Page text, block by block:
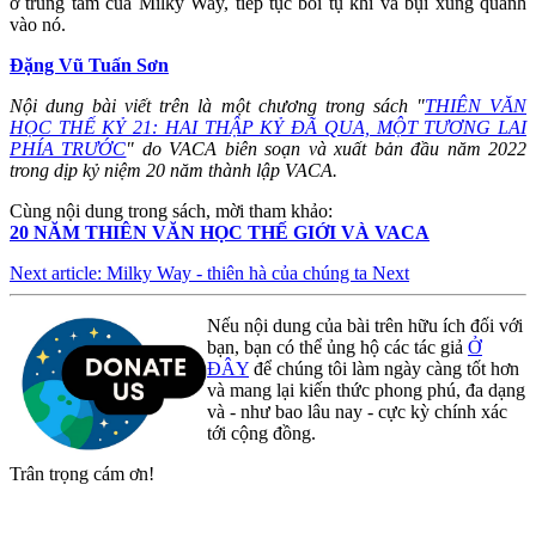
vào nó.
Đặng Vũ Tuấn Sơn
Nội dung bài viết trên là một chương trong sách "THIÊN VĂN
HỌC THẾ KỶ 21: HAI THẬP KỶ ĐÃ QUA, MỘT TƯƠNG LAI
PHÍA TRƯỚC" do VACA biên soạn và xuất bản đầu năm 2022
trong dịp kỷ niệm 20 năm thành lập VACA.
Cùng nội dung trong sách, mời tham khảo:
20 NĂM THIÊN VĂN HỌC THẾ GIỚI VÀ VACA
Next article: Milky Way - thiên hà của chúng ta Next
Nếu nội dung của bài trên hữu ích đối với
bạn, bạn có thể ủng hộ các tác giả Ở
ĐÂY để chúng tôi làm ngày càng tốt hơn
và mang lại kiến thức phong phú, đa dạng
và - như bao lâu nay - cực kỳ chính xác
tới cộng đồng.
Trân trọng cám ơn!